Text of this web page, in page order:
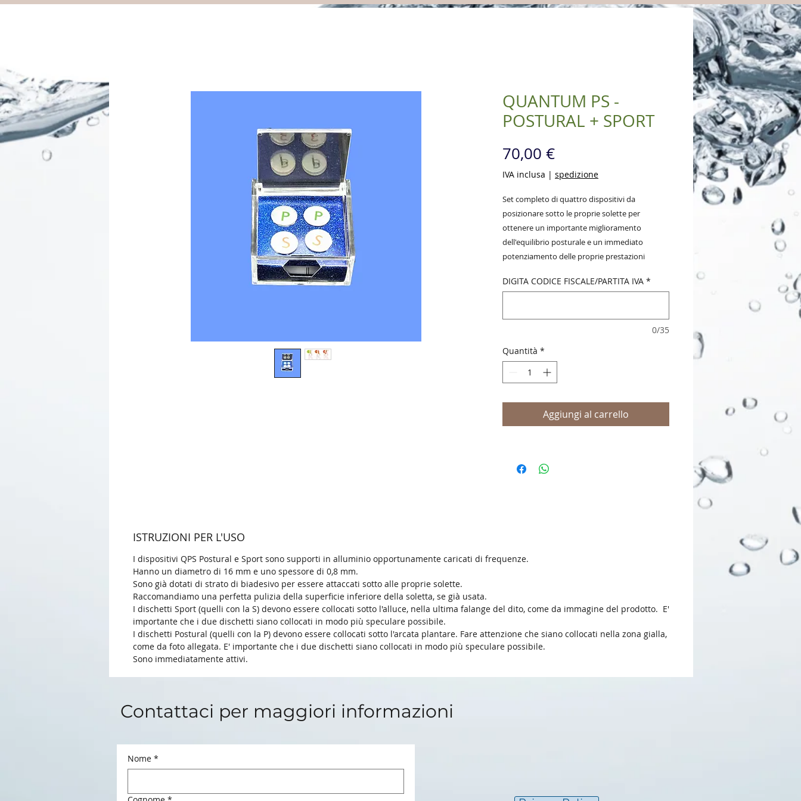
QUANTUM PS -
POSTURAL + SPORT
70,00 €Prezzo
IVA inclusa | spedizione
Set completo di quattro dispositivi da
posizionare sotto le proprie solette per
ottenere un importante miglioramento
dell'equilibrio posturale e un immediato
potenziamento delle proprie prestazioni
DIGITA CODICE FISCALE/PARTITA IVA *
0/35
Quantità *
Aggiungi al carrello
ISTRUZIONI PER L'USO
I dispositivi QPS Postural e Sport sono supporti in alluminio opportunamente caricati di frequenze.
Hanno un diametro di 16 mm e uno spessore di 0,8 mm.
Sono già dotati di strato di biadesivo per essere attaccati sotto alle proprie solette.
Raccomandiamo una perfetta pulizia della superficie inferiore della soletta, se già usata.
I dischetti Sport (quelli con la S) devono essere collocati sotto l'alluce, nella ultima falange del dito, come da immagine del prodotto. E'
importante che i due dischetti siano collocati in modo più speculare possibile.
I dischetti Postural (quelli con la P) devono essere collocati sotto l'arcata plantare. Fare attenzione che siano collocati nella zona gialla,
come da foto allegata. E' importante che i due dischetti siano collocati in modo più speculare possibile.
Sono immediatamente attivi.
Contattaci per maggiori informazioni
Nome *